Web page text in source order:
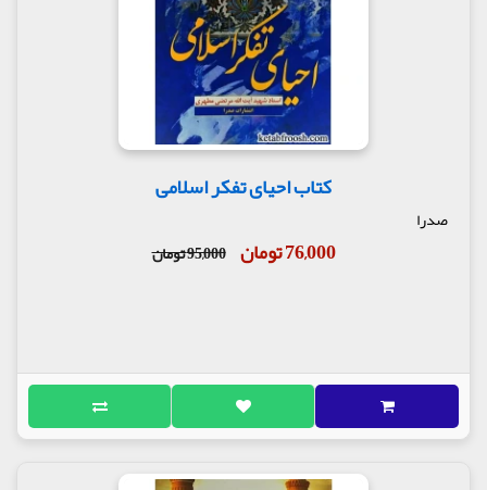
کتاب احیای تفکر اسلامی
صدرا
76,000 تومان 95,000 تومان